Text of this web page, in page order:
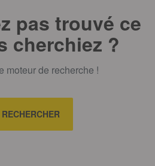
pas trouvé ce
cherchiez ?
moteur de recherche !
RECHERCHER